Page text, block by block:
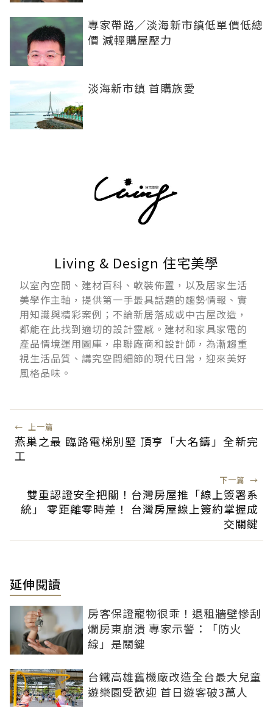
專家帶路／淡海新市鎮低單價低總
價 減輕購屋壓力
淡海新市鎮 首購族愛
Living & Design 住宅美學
以室內空間、建材百科、軟裝佈置，以及居家生活
美學作主軸，提供第一手最具話題的趨勢情報、實
用知識與精彩案例；不論新居落成或中古屋改造，
都能在此找到適切的設計靈感。建材和家具家電的
產品情境運用圖庫，串聯廠商和設計師，為漸趨重
視生活品質、講究空間細節的現代日常，迎來美好
風格品味。
← 上一篇
燕巢之最 臨路電梯別墅 頂亨「大名鑄」全新完
工
下一篇 →
雙重認證安全把關！台灣房屋推「線上簽署系
統」 零距離零時差！ 台灣房屋線上簽約掌握成
交關鍵
延伸閱讀
房客保證寵物很乖！退租牆壁慘刮
爛房東崩潰 專家示警：「防火
線」是關鍵
台鐵高雄舊機廠改造全台最大兒童
遊樂園受歡迎 首日遊客破3萬人